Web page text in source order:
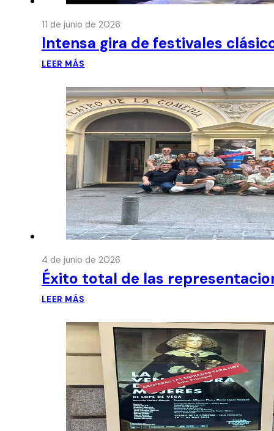
11 de junio de 2026
Intensa gira de festivales
LEER MÁS
4 de junio de 2026
Éxito total de las
LEER MÁS